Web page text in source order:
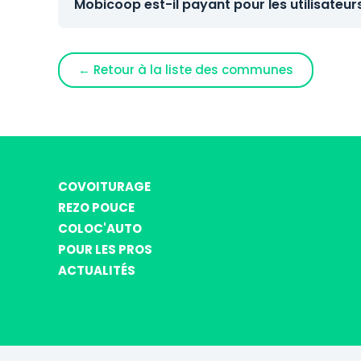
Mobicoop est-il payant pour les
← Retour à la liste des communes
COVOITURAGE
REZO POUCE
COLOC'AUTO
POUR LES PROS
ACTUALITÉS